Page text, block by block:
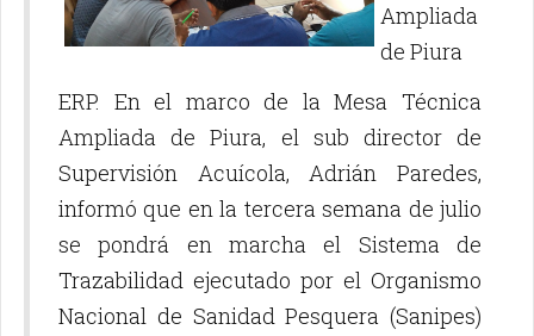
Ampliada
de Piura
ERP. En el marco de la Mesa Técnica
Ampliada de Piura, el sub director de
Supervisión Acuícola, Adrián Paredes,
informó que en la tercera semana de julio
se pondrá en marcha el Sistema de
Trazabilidad ejecutado por el Organismo
Nacional de Sanidad Pesquera (Sanipes)